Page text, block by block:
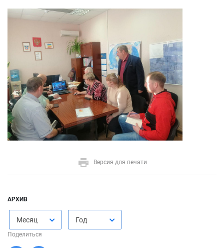
Версия для печати
АРХИВ
Месяц Год
Поделиться